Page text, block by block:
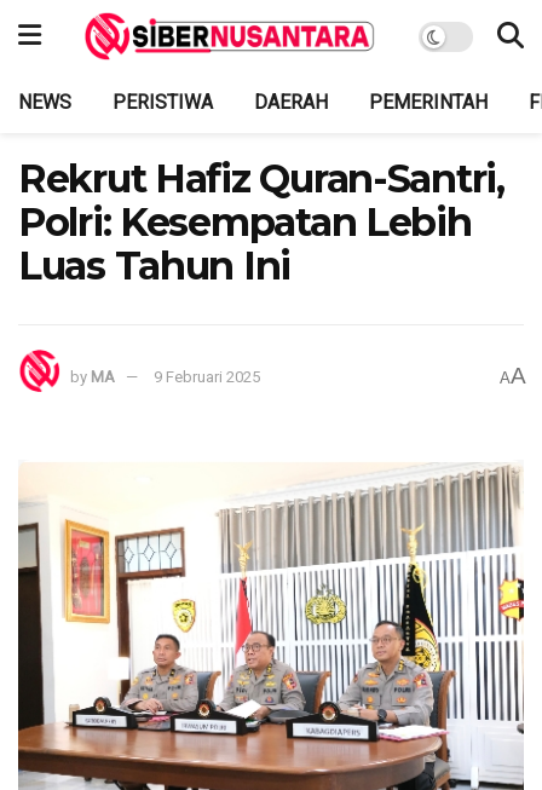
NEWS PERISTIWA DAERAH PEMERINTAH
Rekrut Hafiz Quran-Santri,
Polri: Kesempatan Lebih
Luas Tahun Ini
by MA 9 Februari 2025 AA